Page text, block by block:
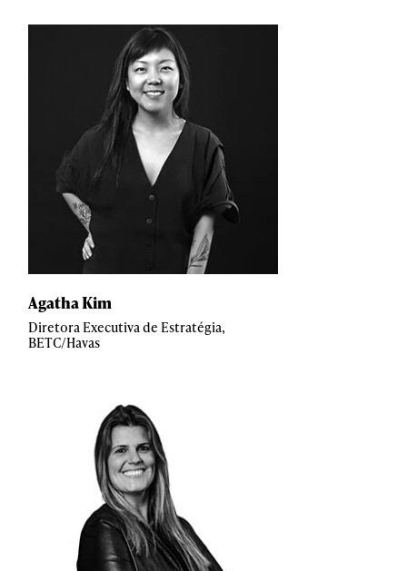
Agatha Kim
Diretora Executiva de Estratégia,
BETC/Havas